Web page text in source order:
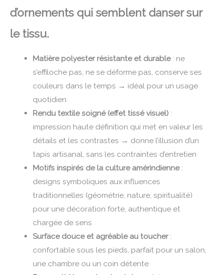
d’ornements qui semblent danser sur
le tissu.
Matière polyester résistante et durable: ne
s’effiloche pas, ne se déforme pas, conserve ses
couleurs dans le temps → idéal pour un usage
quotidien
Rendu textile soigné (effet tissé visuel):
impression haute définition qui met en valeur les
détails et les contrastes → donne l’illusion d’un
tapis artisanal, sans les contraintes d’entretien
Motifs inspirés de la culture amérindienne:
designs symboliques aux influences
traditionnelles (géométrie, nature, spiritualité)
pour une décoration forte, authentique et
chargée de sens
Surface douce et agréable au toucher:
confortable sous les pieds, parfait pour un salon,
une chambre ou un coin détente